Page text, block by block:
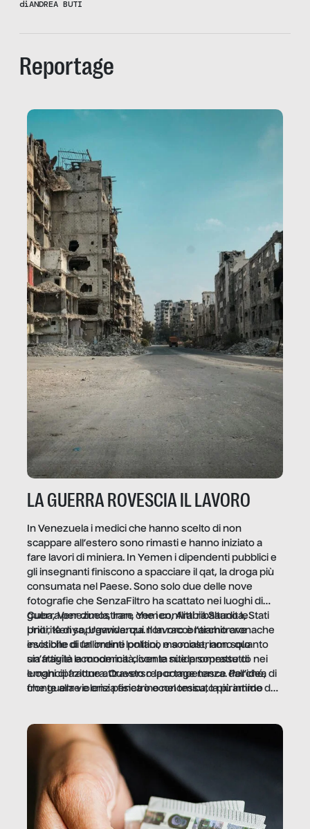
diANDREA BUTI
Reportage
LA GUERRA ROVESCIA IL LAVORO
In Venezuela i medici che hanno scelto di non
scappare all’estero sono rimasti e hanno iniziato a
fare lavori di miniera. In Yemen i dipendenti pubblici e
gli insegnanti finiscono a spacciare il qat, la droga più
consumata nel Paese. Sono solo due delle nove
fotografie che SenzaFiltro ha scattato nei luoghi di
guerra per dimostrare che i conflitti ribaltano le
priorità di sopravvivenza. Il lavoro è l’architrave
invisibile di un ordine politico e sociale, non solo
un’attività economica: diventa nitida soprattutto nei
luoghi di frattura. Questo reportage nasce dall’idea
che guerre e crisi penetrino nel tessuto più intimo
Cuba, Venezuela, Iran, Yemen, Arabia Saudita, Stati
Uniti, Kenya, Uganda: qui non raccontiamo cronache
esotiche di fallimenti lontani, ma mostriamo quanto
sia fragile la modernità, con le sue promesse di
emancipazione attraverso la competenza. Perché, di
fronte alla violenza fisica o economica, la piramide del